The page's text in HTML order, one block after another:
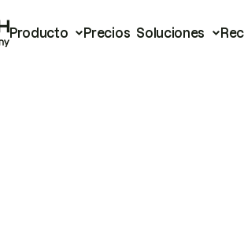
Producto Precios Soluciones